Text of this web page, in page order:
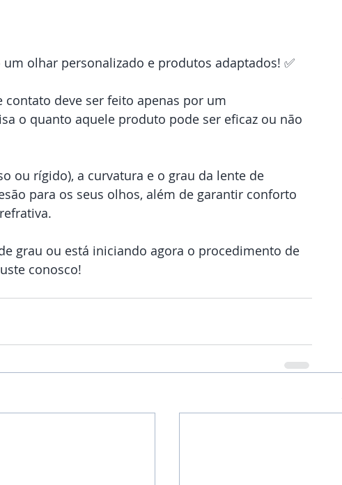
olhar personalizado e produtos adaptados! ✅
contato deve ser feito apenas por um
o quanto aquele produto pode ser eficaz ou não
para os seus olhos, além de garantir conforto
grau ou está iniciando agora o procedimento de
conosco!